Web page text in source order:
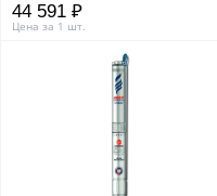
44 591 ₽
Цена за 1 шт.